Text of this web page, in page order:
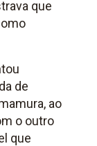
que
de
ao
o outro
que